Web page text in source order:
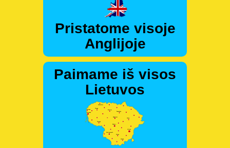
Pristatome visoje
Anglijoje
Paimame iš visos
Lietuvos